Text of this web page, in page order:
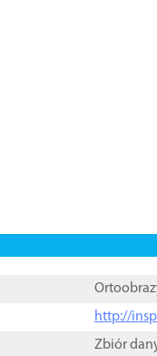
http://
Zbiór